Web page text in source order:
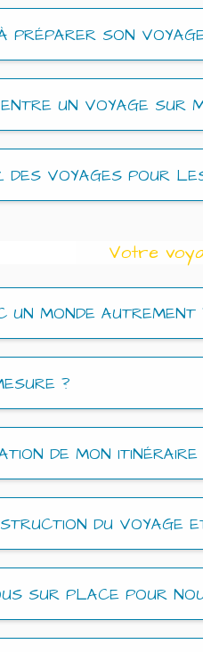
PRÉPARER SON
UN VOYAGE SUR
DES VOYAGES POUR
Votre
UN MONDE AUTREMENT
?
DE MON ITINÉRAIRE
DU VOYAGE
SUR PLACE POUR